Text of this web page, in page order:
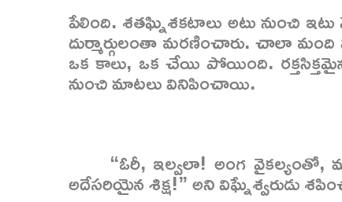
పేలింది. శతఘ్నిశకటాలు అటు నుంచి ఇటు
దుర్మార్గులంతా మరణించారు. చాలా మంది
ఒక కాలు, ఒక చేయి పోయింది.
నుంచి మాటలు వినిపించాయి.
“ఓరీ, ఇల్వలా! అంగ వైకల్యంతో,
అదేసరియైన శిక్ష!” అని విఘ్నేశ్వరుడు